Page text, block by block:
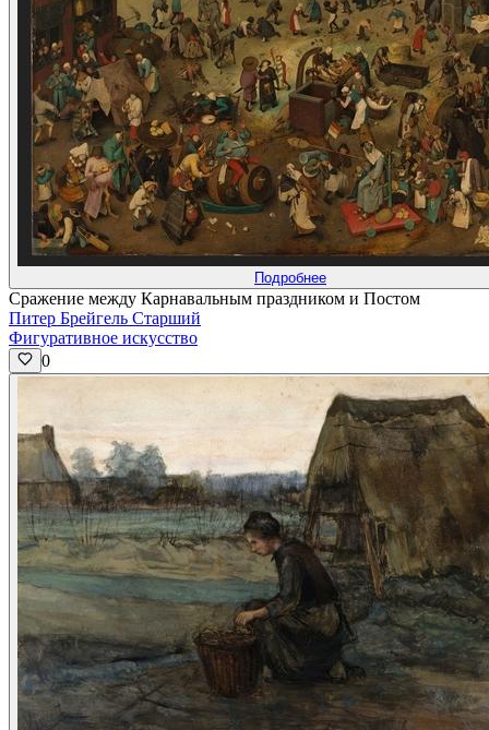
Подробнее
Сражение между Карнавальным праздником и Постом
Питер Брейгель Старший
Фигуративное искусство
0